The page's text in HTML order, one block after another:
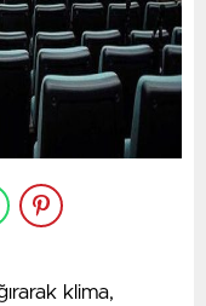
ailelerimizin
yönelik
Kahraman
Cumhuriyet
tebrik
klima,